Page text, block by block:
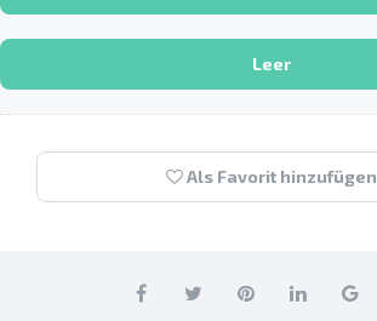
Leer
Als Favorit hinzufügen